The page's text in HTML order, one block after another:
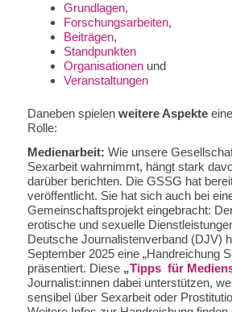
Grundlagen,
Forschungsarbeiten,
Beiträgen,
Standpunkten
Organisationen und
Veranstaltungen
Daneben spielen weitere Aspekte
Rolle:
Medienarbeit: Wie unsere
Sexarbeit wahrnimmt, hängt stark
darüber berichten. Die GSSG hat
veröffentlicht. Sie hat sich auch bei
Gemeinschaftsprojekt eingebracht:
erotische und sexuelle
Deutsche Journalistenverband (DJV)
September 2025 eine „Handreichung
präsentiert. Diese „Tipps für
Journalist:innen dabei unterstützen,
sensibel über Sexarbeit oder